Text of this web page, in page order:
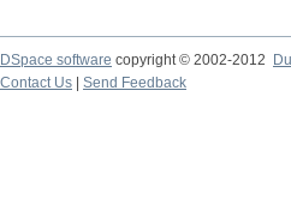
DSpace software copyright © 2002-2012
Contact Us
Send Feedback